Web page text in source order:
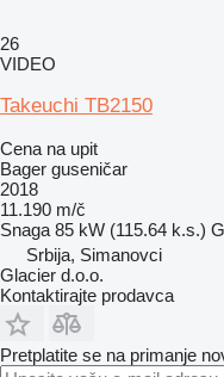
26
VIDEO
Takeuchi TB2150
Cena na upit
Bager guseničar
2018
11.190 m/č
Snaga 85 kW (115.64 k.s.)
Srbija, Simanovci
Glacier d.o.o.
Kontaktirajte prodavca
Pretplatite se na primanje